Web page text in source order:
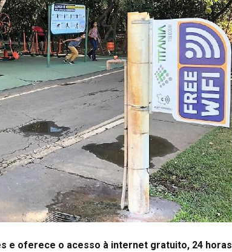
e oferece o acesso à internet gratuito, 24 horas